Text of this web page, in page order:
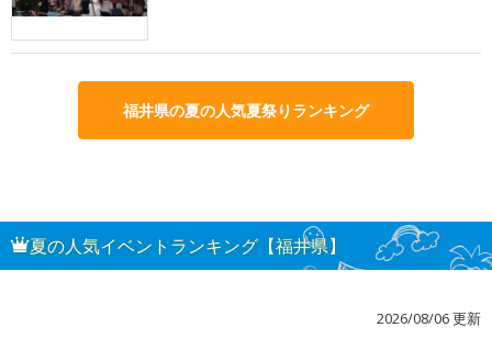
福井県の夏の人気夏祭りランキング
夏の人気イベントランキング【福井県】
2026/08/06 更新